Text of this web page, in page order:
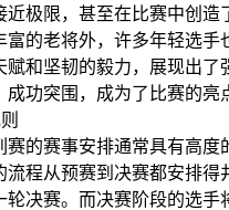
极限，甚至在比赛中创造
富的老将外，许多年轻选
赋和坚韧的毅力，展现出
功突围，成为了比赛的亮
赛的赛事安排通常具有高
流程从预赛到决赛都安排
轮决赛。而决赛阶段的选